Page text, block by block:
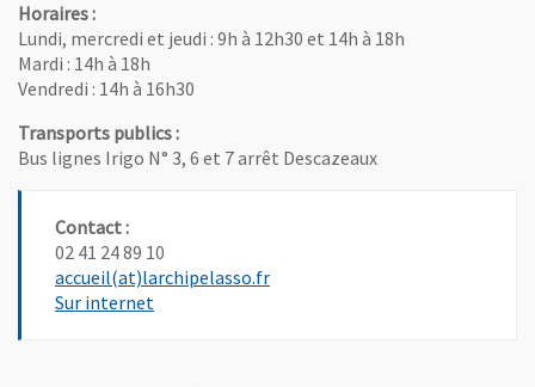
Horaires :
Lundi, mercredi et jeudi : 9h à 12h30 et 14h à 18h
Mardi : 14h à 18h
Vendredi : 14h à 16h30
Transports publics :
Bus lignes Irigo N° 3, 6 et 7 arrêt Descazeaux
Contact :
02 41 24 89 10
accueil(at)larchipelasso.fr, Ouvre une nouvelle fenêtre
Sur internet